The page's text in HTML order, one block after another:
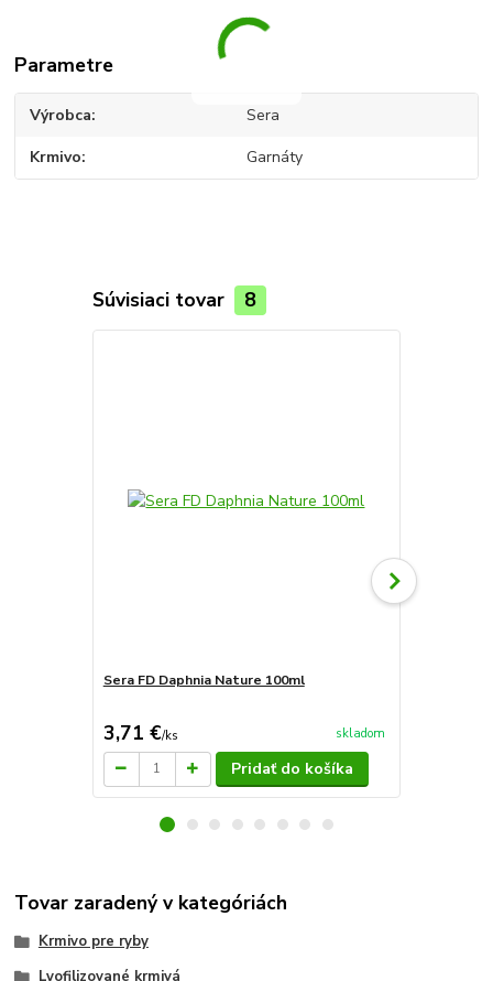
Parametre
Výrobca Sera
Krmivo Garnáty
Súvisiaci tovar 8
Sera FD Daphnia Nature 100ml
3,71 €/ks skladom
Pridať do košíka
Tovar zaradený v kategóriách
Krmivo pre ryby
Lyofilizované krmivá